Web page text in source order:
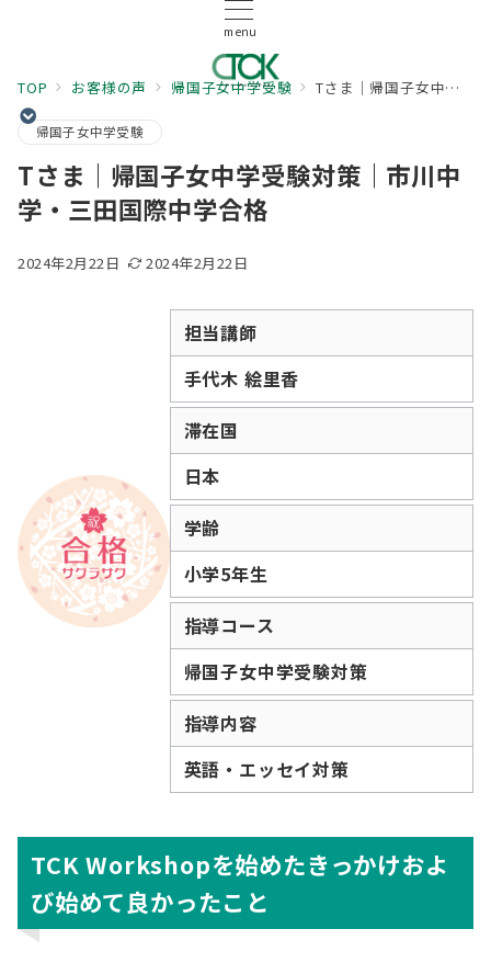
menu
TOP お客様の声 帰国子女中学受験 Tさま｜帰国子女中学受験対策｜市川中学・三田国際中学合格
帰国子女中学受験
Tさま｜帰国子女中学受験対策｜市川中
学・三田国際中学合格
2024年2月22日 2024年2月22日
担当講師
手代木 絵里香
滞在国
日本
学齢
小学5年生
指導コース
帰国子女中学受験対策
指導内容
英語・エッセイ対策
TCK Workshopを始めたきっかけおよ
び始めて良かったこと